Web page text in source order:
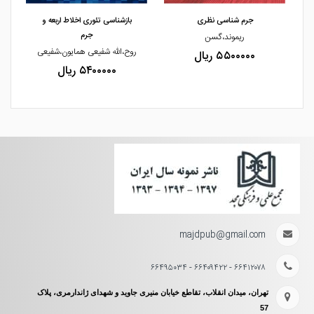
جرم شناسی نظری
ریموند،گسن
۵۵۰۰۰۰۰ ریال
بازشناسی تئوری اخلاط اربعه و
جرم
روح،الله شفیعی همایون،شفیعی
۵۴۰۰۰۰۰ ریال
majdpub@gmail.com
۶۶۴۱۲۰۷۸ - ۶۶۴۰۹۴۲۲ - ۶۶۴۹۵۰۳۴
تهران، میدان انقلاب، تقاطع خیابان منیری جاوید و شهدای ژاندارمری، پلاک
57